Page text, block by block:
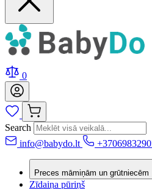
0
Search
info@babydo.lt
Preces māmiņām un grūtniecēm
Zīdaiņa pūriņš